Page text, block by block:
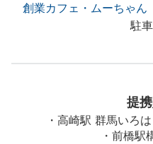
創業カフェ・ムーちゃん
駐車
提
・高崎駅 群馬いろ
・前橋駅